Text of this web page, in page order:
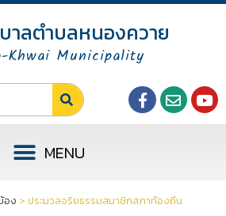
าลตำบลหนองควาย
Khwai Municipality
อง > ประมวลจริยธรรมสมาชิกสภาท้องถิ่น